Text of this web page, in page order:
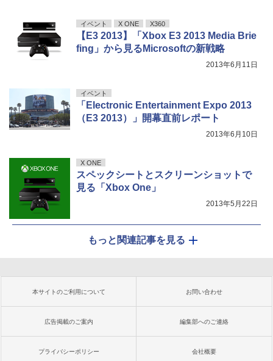
イベント X ONE X360
【E3 2013】「Xbox E3 2013 Media Brie
fing」から見るMicrosoftの新戦略
2013年6月11日
イベント
「Electronic Entertainment Expo 2013
（E3 2013）」開幕直前レポート
2013年6月10日
X ONE
スペックシートとスクリーンショットで
見る「Xbox One」
2013年5月22日
もっと関連記事を見る
本サイトのご利用について お問い合わせ
広告掲載のご案内 編集部へのご連絡
プライバシーポリシー 会社概要